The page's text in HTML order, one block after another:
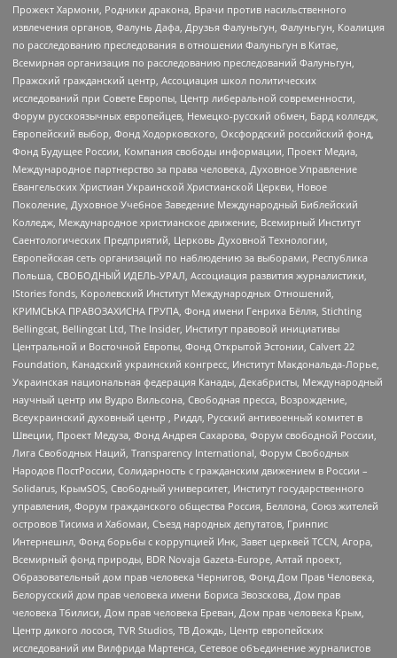
Прожект Хармони, Родники дракона, Врачи против насильственного
извлечения органов, Фалунь Дафа, Друзья Фалуньгун, Фалуньгун, Коалиция
по расследованию преследования в отношении Фалуньгун в Китае,
Всемирная организация по расследованию преследований Фалуньгун,
Пражский гражданский центр, Ассоциация школ политических
исследований при Совете Европы, Центр либеральной современности,
Форум русскоязычных европейцев, Немецко-русский обмен, Бард колледж,
Европейский выбор, Фонд Ходорковского, Оксфордский российский фонд,
Фонд Будущее России, Компания свободы информации, Проект Медиа,
Международное партнерство за права человека, Духовное Управление
Евангельских Христиан Украинской Христианской Церкви, Новое
Поколение, Духовное Учебное Заведение Международный Библейский
Колледж, Международное христианское движение, Всемирный Институт
Саентологических Предприятий, Церковь Духовной Технологии,
Европейская сеть организаций по наблюдению за выборами, Республика
Польша, СВОБОДНЫЙ ИДЕЛЬ-УРАЛ, Ассоциация развития журналистики,
IStories fonds, Королевский Институт Международных Отношений,
КРИМСЬКА ПРАВОЗАХИСНА ГРУПА, Фонд имени Генриха Бёлля, Stichting
Bellingcat, Bellingcat Ltd, The Insider, Институт правовой инициативы
Центральной и Восточной Европы, Фонд Открытой Эстонии, Calvert 22
Foundation, Канадский украинский конгресс, Институт Макдональда-Лорье,
Украинская национальная федерация Канады, Декабристы, Международный
научный центр им Вудро Вильсона, Свободная пресса, Возрождение,
Всеукраинский духовный центр , Риддл, Русский антивоенный комитет в
Швеции, Проект Медуза, Фонд Андрея Сахарова, Форум свободной России,
Лига Свободных Наций, Transparеncy International, Форум Свободных
Народов ПостРоссии, Солидарность с гражданским движением в России –
Solidarus, КрымSOS, Свободный университет, Институт государственного
управления, Форум гражданского общества Россия, Беллона, Союз жителей
островов Тисима и Хабомаи, Съезд народных депутатов, Гринпис
Интернешнл, Фонд борьбы с коррупцией Инк, Завет церквей TCCN, Агора,
Всемирный фонд природы, BDR Novaja Gazeta-Europe, Алтай проект,
Образовательный дом прав человека Чернигов, Фонд Дом Прав Человека,
Белорусский дом прав человека имени Бориса Звозскова, Дом прав
человека Тбилиси, Дом прав человека Ереван, Дом прав человека Крым,
Центр дикого лосося, TVR Studios, ТВ Дождь, Центр европейских
исследований им Вилфрида Мартенса, Сетевое объединение журналистов